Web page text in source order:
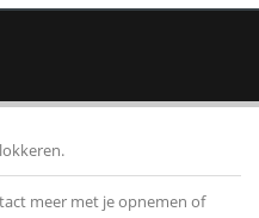
meer met je opnemen of